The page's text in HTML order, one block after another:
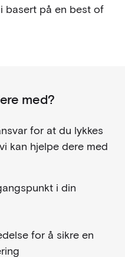
basert på en best of
med?
for at du lykkes
kan hjelpe dere med
i din
for å sikre en